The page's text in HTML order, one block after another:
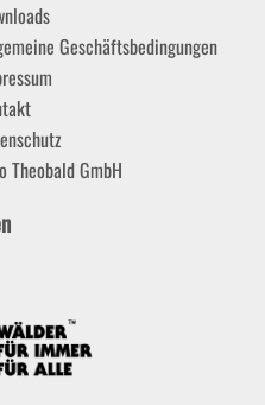
Geschäftsbedingungen
Theobald GmbH